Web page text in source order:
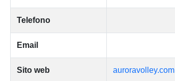
Telefono
Email
Sito web auroravolley.com